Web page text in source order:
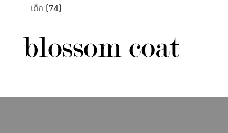
เด็ก (74)